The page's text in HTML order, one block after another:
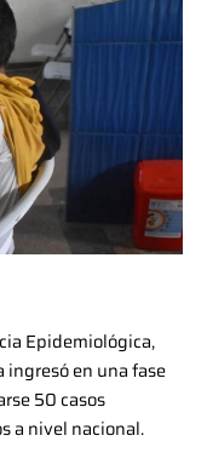
Epidemiológica,
en una fase
50 casos
a nivel nacional.